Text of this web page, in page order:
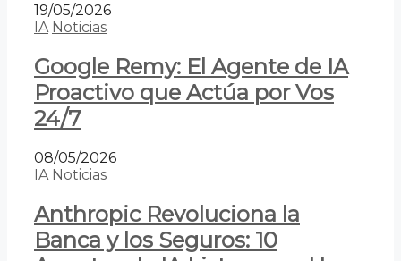
19/05/2026
IA Noticias
Google Remy: El Agente de IA
Proactivo que Actúa por Vos
24/7
08/05/2026
IA Noticias
Anthropic Revoluciona la
Banca y los Seguros: 10